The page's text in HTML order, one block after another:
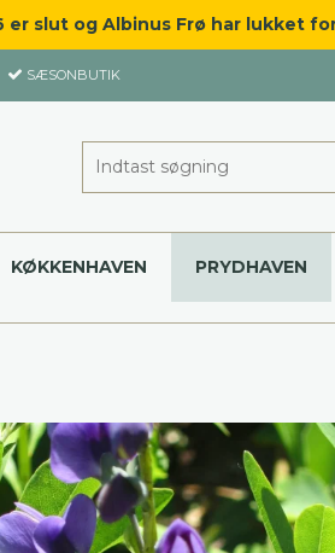
er slut og Albinus Frø har lukket
SÆSONBUTIK
KØKKENHAVEN PRYDHAVEN